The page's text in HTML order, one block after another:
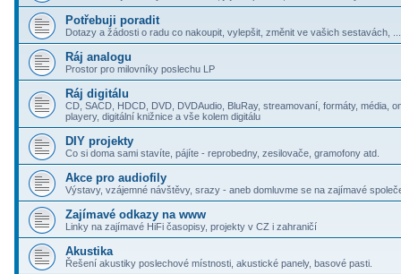
Potřebuji poradit
Dotazy a žádosti o radu co nakoupit, vylepšit, změnit ve vašich sestavách, ...
Ráj analogu
Prostor pro milovníky poslechu LP
Ráj digitálu
CD, SACD, HDCD, DVD, DVDAudio, BluRay, streamovaní, formáty, média,
playery, digitální knižnice a vše kolem digitálu
DIY projekty
Co si doma sami stavíte, pájíte - reprobedny, zesilovače, gramofony atd.
Akce pro audiofily
Výstavy, vzájemné návštěvy, srazy - aneb domluvme se na zajímavé
Zajímavé odkazy na www
Linky na zajímavé HiFi časopisy, projekty v CZ i zahraničí
Akustika
Řešení akustiky poslechové místnosti, akustické panely, basové pasti.